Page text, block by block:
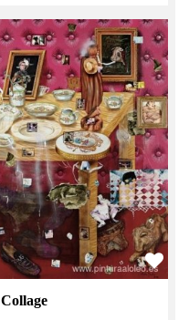
Collage